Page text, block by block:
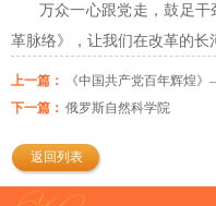
万众一心跟党走，鼓足干
革脉络》，让我们在改革的长
上一篇：
《中国共产党百年辉煌
下一篇： 俄罗斯自然科学院
返回列表